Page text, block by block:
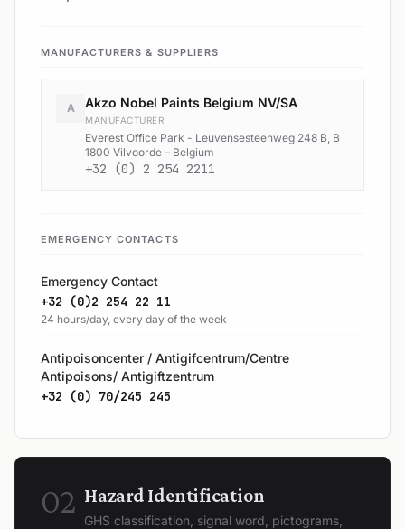
MANUFACTURERS & SUPPLIERS
A Akzo Nobel Paints Belgium NV/SA
MANUFACTURER
Everest Office Park - Leuvensesteenweg 248 B, B
1800 Vilvoorde – Belgium
+32 (0) 2 254 2211
EMERGENCY CONTACTS
Emergency Contact
+32 (0)2 254 22 11
24 hours/day, every day of the week
Antipoisoncenter / Antigifcentrum/Centre
Antipoisons/ Antigiftzentrum
+32 (0) 70/245 245
02 Hazard Identification
GHS classification, signal word, pictograms,